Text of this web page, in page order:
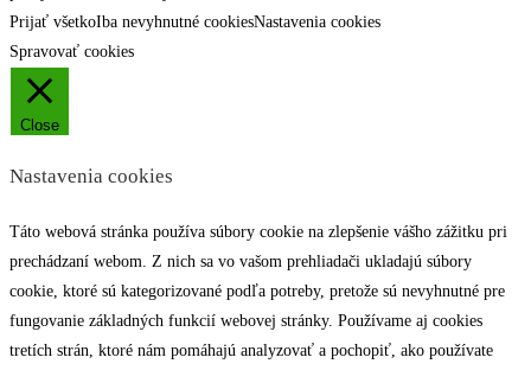
Prijať všetkoIba nevyhnutné cookiesNastavenia cookies
Spravovať cookies
Close
Nastavenia cookies
Táto webová stránka používa súbory cookie na zlepšenie vášho zážitku pri
prechádzaní webom. Z nich sa vo vašom prehliadači ukladajú súbory
cookie, ktoré sú kategorizované podľa potreby, pretože sú nevyhnutné pre
fungovanie základných funkcií webovej stránky. Používame aj cookies
tretích strán, ktoré nám pomáhajú analyzovať a pochopiť, ako používate